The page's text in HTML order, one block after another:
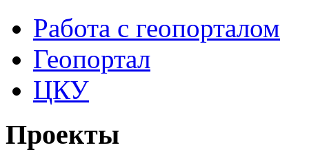
Работа с геопорталом
Геопортал
ЦКУ
Проекты